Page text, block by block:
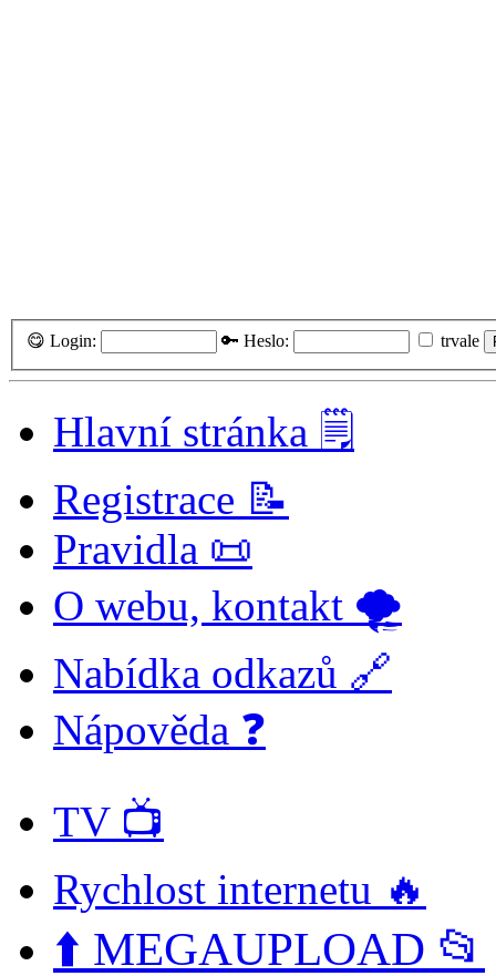
😋 Login: 🔑 Heslo: trvale
Hlavní stránka 🗒️
Registrace 📝
Pravidla 📜
O webu, kontakt 🌪️
Nabídka odkazů 🔗
Nápověda ❓
TV 📺
Rychlost internetu 🔥
⬆️ MEGAUPLOAD 📂